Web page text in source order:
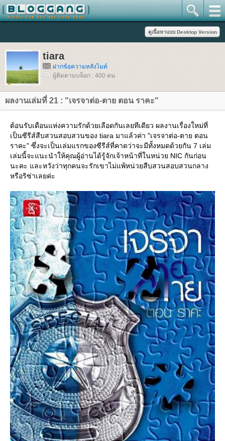
tiara
ฝากข้อความหลังไมค์
ผู้ติดตามบล็อก : 400 คน
ผลงานเล่มที่ 21 : "เจรจาต่อ-ตาย ตอน ราคะ"
ต้อนรับเดือนแห่งความรักด้วยเลือดกันเลยทีเดียว ผลงานเรื่องใหม่ที่
เป็นซีรีส์สืบสวนสอบสวนของ tiara มาแล้วค่า "เจรจาต่อ-ตาย ตอน
ราคะ" ซึ่งจะเป็นเล่มแรกของซีรีส์ที่คาดว่าจะมีทั้งหมดด้วยกัน 7 เล่ม
เล่มนี้จะแนะนำให้คุณผู้อ่านได้รู้จักเจ้าหน้าที่ในหน่วย NIC กันก่อน
นะคะ และหวังว่าทุกคนจะรักเขาไม่แพ้หน่วยสืบสวนสอบสวนกลาง
หรือริซ่าเลยค่ะ